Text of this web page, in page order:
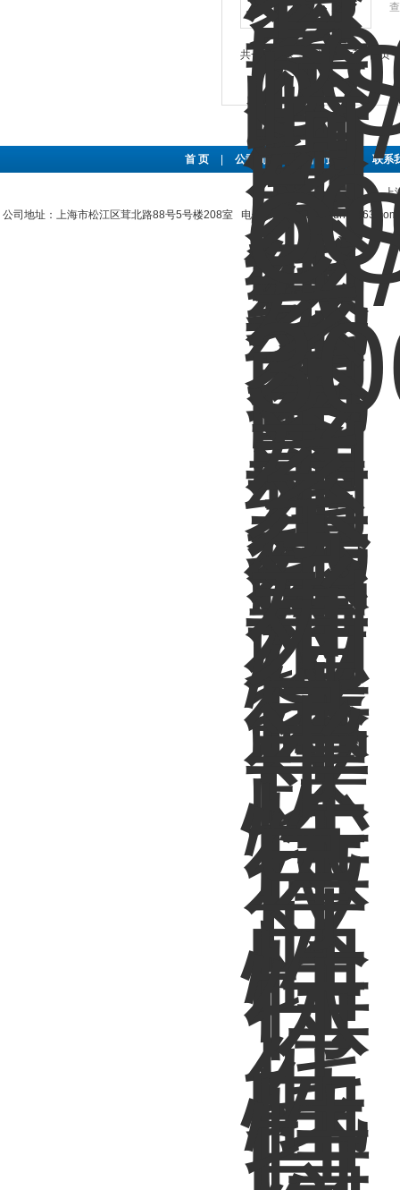
共 8 条记录，当前 1 / 1 页 首页
首 页 公司简介 新闻资讯 联系
上
公司地址：上海市松江区茸北路88号5号楼208室 电子邮件：